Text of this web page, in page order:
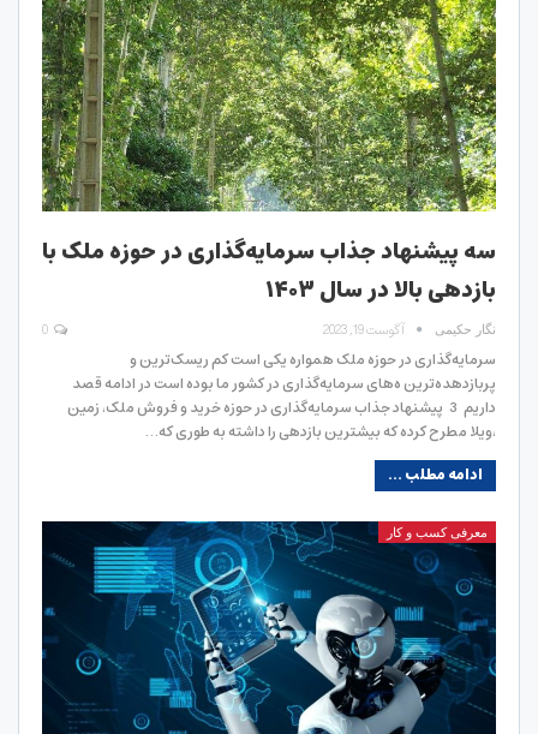
سه پیشنهاد جذاب سرمایه‌گذاری در حوزه ملک با
بازدهی بالا در سال ۱۴۰۳
نگار حکیمی آگوست 19, 2023
سرمایه‌گذاری در حوزه ملک همواره یکی است کم ریسک‌ترین و
پربازدهده‌ترین ه‌های سرمایه‌گذاری در کشور ما بوده است در ادامه قصد
داریم 3 پیشنهاد جذاب سرمایه‌گذاری در حوزه خرید و فروش ملک، زمین
،ویلا مطرح کرده که بیشترین بازدهی را داشته به طوری که…
ادامه مطلب ...
معرفی کسب و کار